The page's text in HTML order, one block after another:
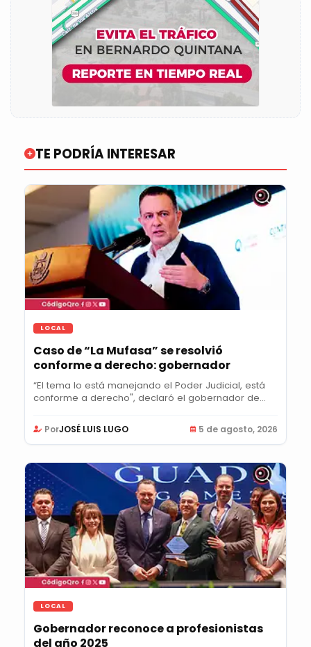
TE PODRÍA INTERESAR
LOCAL
Caso de “La Mufasa” se resolvió
conforme a derecho: gobernador
“El tema lo está manejando el Poder Judicial, está
conforme a derecho", declaró el gobernador de...
PorJOSÉ LUIS LUGO 5 de agosto, 2026
LOCAL
Gobernador reconoce a profesionistas
del año 2025